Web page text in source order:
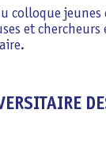
colloque
et